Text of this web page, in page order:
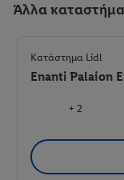
Άλλα
Κατάστημα Lidl
Enanti Palaion
+ 2